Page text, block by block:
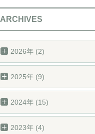
ARCHIVES
2026年 (2)
2025年 (9)
2024年 (15)
2023年 (4)